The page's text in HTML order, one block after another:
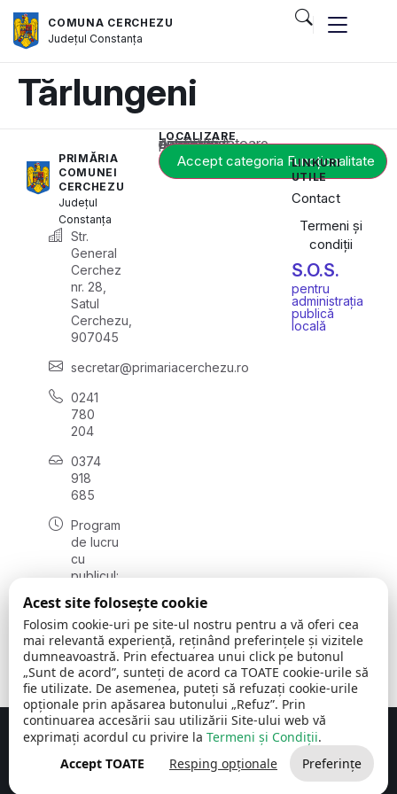
COMUNA CERCHEZU
JudețulConstanța
Tărlungeni
PRIMĂRIA
COMUNEI
CERCHEZU
Județul
Constanța
Str.
General
Cerchez
nr. 28,
Satul
Cerchezu,
907045
secretar@primariacerchezu.ro
0241
780
204
0374
918
685
Program
de lucru
cu
publicul:
08:00 -
16:30
, vineri:
08:00 -
14:00
LOCALIZARE
Acest conținut este blocat până când acceptați categoria corespunzătoare de cookie-uri.
Accept categoria Funcționalitate
LINKURI
UTILE
Contact
Termeni și
condiții
S.O.S.
pentru
administrația
publică
locală
Comuna Cerchezu © 2026Toate drepturile rezervate
Concept realizat de Big Media Relații Publice SRL
Acest site folosește cookie
Folosim cookie-uri pe site-ul nostru pentru a vă oferi cea
mai relevantă experiență, reținând preferințele și vizitele
dumneavoastră. Prin efectuarea unui click pe butonul
„Sunt de acord”, sunteți de acord ca TOATE cookie-urile să
fie utilizate. De asemenea, puteți să refuzați cookie-urile
opționale prin apăsarea butonului „Refuz”. Prin
continuarea accesării sau utilizării Site-ului web vă
exprimați acordul cu privire la Termeni și Condiții.
Accept TOATE
Resping opționale Preferințe